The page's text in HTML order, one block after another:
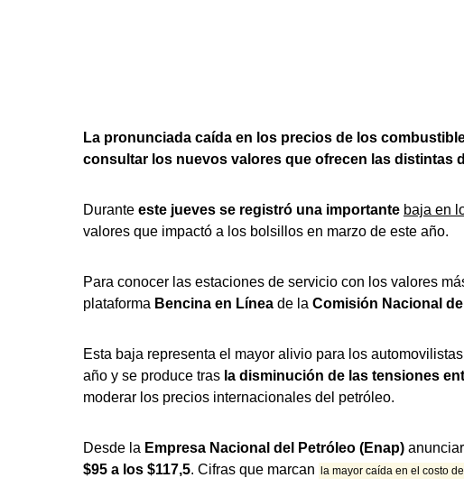
La pronunciada caída en los precios de los
consultar los nuevos valores que ofrecen las distintas
Durante este jueves se registró una importante baja en
valores que impactó a los bolsillos en marzo de este año.
Para conocer las estaciones de servicio con los valores
plataforma Bencina en Línea de la Comisión Nacional
Esta baja representa el mayor alivio para los
año y se produce tras la disminución de las tensiones
moderar los precios internacionales del petróleo.
Desde la Empresa Nacional del Petróleo (Enap)
$95 a los $117,5. Cifras que marcan la mayor caída en el costo